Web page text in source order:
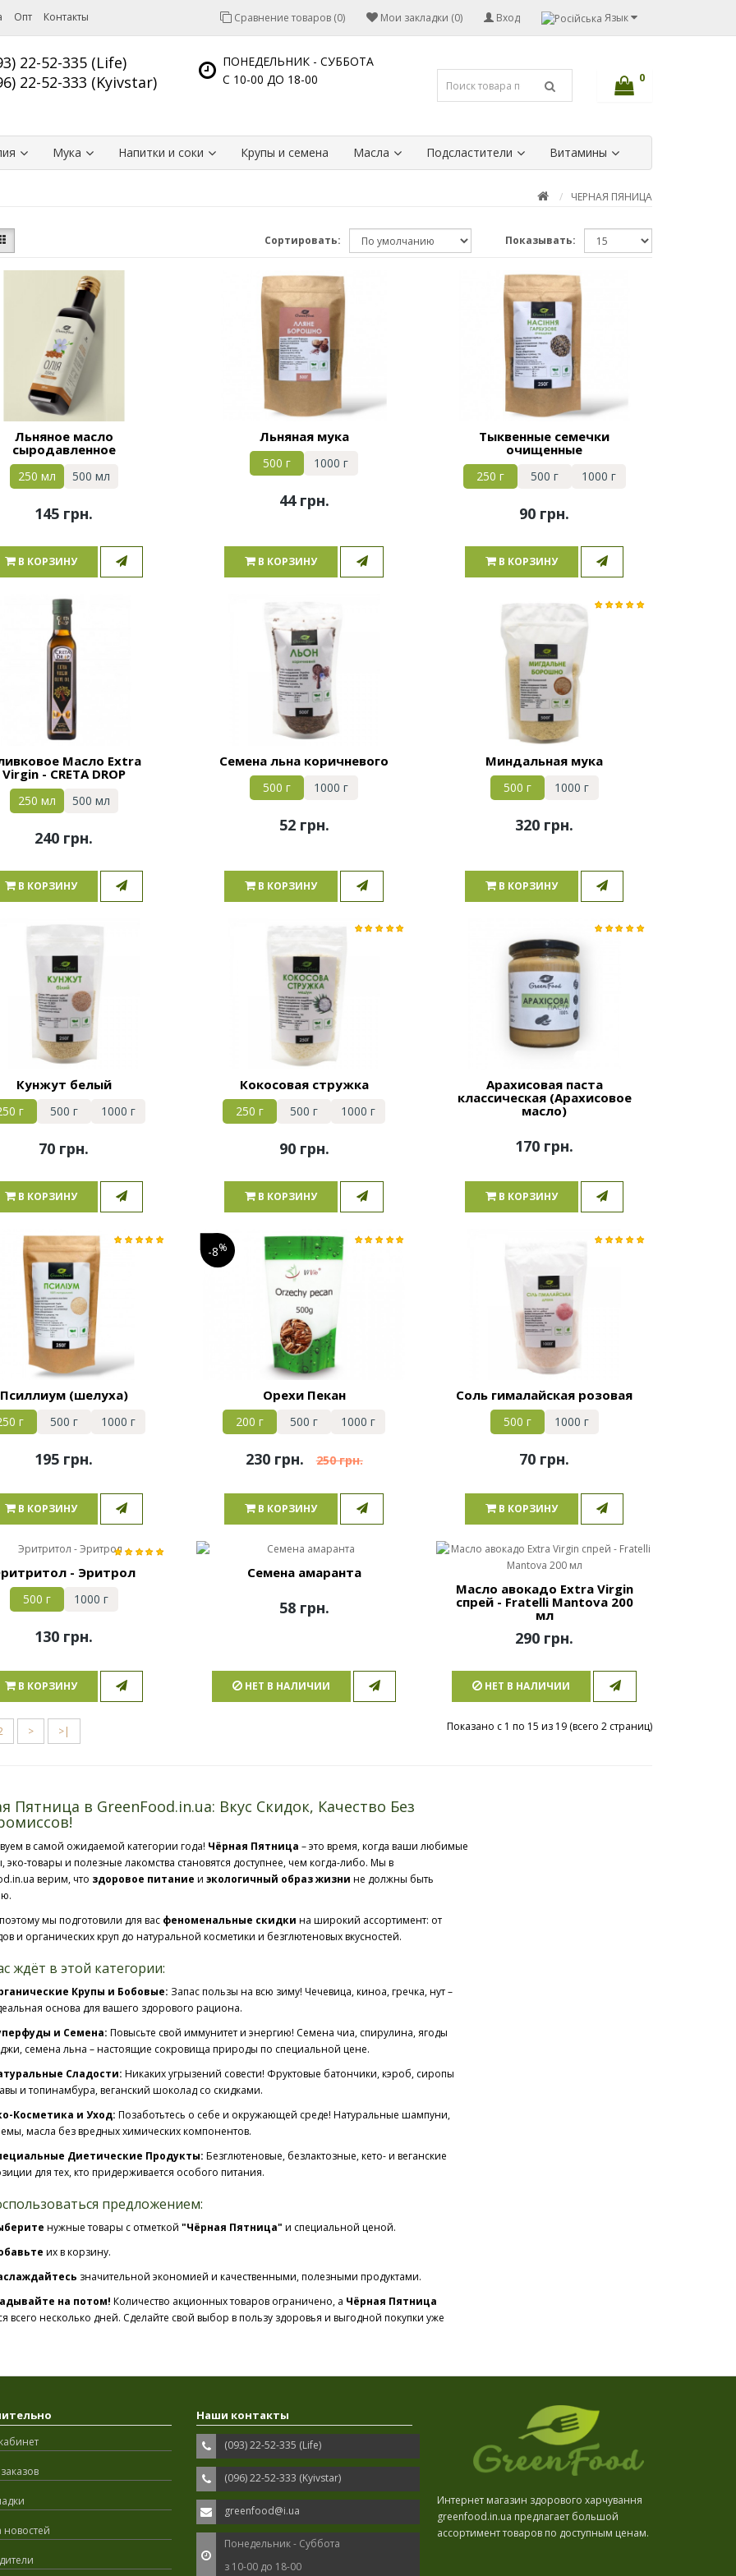
Опт Контакты Язык
Вход
Мои закладки (0)
Сравнение товаров (0)
22-52-335 (Life)
22-52-333 (Kyivstar)
ПОНЕДЕЛЬНИК - СУББОТА
С 10-00 ДО 18-00
0
Мука Напитки и соки Крупы и семена Масла Подсластители Витамины
ЧЕРНАЯ ПЯНИЦА
Сортировать: Показывать:
Льняное масло
сыродавленное
250 мл 500 мл
145 грн.
В КОРЗИНУ
Льняная мука
500 г 1000 г
44 грн.
В КОРЗИНУ
Тыквенные семечки
очищенные
250 г 500 г 1000 г
90 грн.
В КОРЗИНУ
Масло Extra
Virgin - CRETA DROP
250 мл 500 мл
240 грн.
В КОРЗИНУ
Семена льна коричневого
500 г 1000 г
52 грн.
В КОРЗИНУ
Миндальная мука
500 г 1000 г
320 грн.
В КОРЗИНУ
Кунжут белый
г 500 г 1000 г
70 грн.
В КОРЗИНУ
Кокосовая стружка
250 г 500 г 1000 г
90 грн.
В КОРЗИНУ
Арахисовая паста
классическая (Арахисовое
масло)
170 грн.
В КОРЗИНУ
Псиллиум (шелуха)
г 500 г 1000 г
195 грн.
В КОРЗИНУ
Орехи Пекан
200 г 500 г 1000 г
230 грн. 250 грн.
-8%
В КОРЗИНУ
Соль гималайская розовая
500 г 1000 г
70 грн.
В КОРЗИНУ
- Эритрол
500 г 1000 г
130 грн.
В КОРЗИНУ
Семена амаранта
58 грн.
НЕТ В НАЛИЧИИ
Масло авокадо Extra Virgin
спрей - Fratelli Mantova 200
мл
290 грн.
НЕТ В НАЛИЧИИ
> >| Показано с 1 по 15 из 19 (всего 2 страниц)
Пятница в GreenFood.in.ua: Вкус Скидок, Качество Без
в самой ожидаемой категории года! Чёрная Пятница – это время, когда ваши любимые
эко-товары и полезные лакомства становятся доступнее, чем когда-либо. Мы в
верим, что здоровое питание и экологичный образ жизни не должны быть
мы подготовили для вас феноменальные скидки на широкий ассортимент: от
и органических круп до натуральной косметики и безглютеновых вкусностей.
ждёт в этой категории:
Крупы и Бобовые: Запас пользы на всю зиму! Чечевица, киноа, гречка, нут –
основа для вашего здорового рациона.
и Семена: Повысьте свой иммунитет и энергию! Семена чиа, спирулина, ягоды
семена льна – настоящие сокровища природы по специальной цене.
Сладости: Никаких угрызений совести! Фруктовые батончики, кэроб, сиропы
и топинамбура, веганский шоколад со скидками.
Косметика и Уход: Позаботьтесь о себе и окружающей среде! Натуральные шампуни,
масла без вредных химических компонентов.
Диетические Продукты: Безглютеновые, безлактозные, кето- и веганские
для тех, кто придерживается особого питания.
предложением:
нужные товары с отметкой "Чёрная Пятница" и специальной ценой.
их в корзину.
значительной экономией и качественными, полезными продуктами.
на потом! Количество акционных товаров ограничено, а Чёрная Пятница
всего несколько дней. Сделайте свой выбор в пользу здоровья и выгодной покупки уже
новостей
Наши контакты
(093) 22-52-335 (Life)
(096) 22-52-333 (Kyivstar)
greenfood@i.ua
Понедельник - Суббота
з 10-00 до 18-00
Интернет магазин здорового харчування
greenfood.in.ua предлагает большой
ассортимент товаров по доступным ценам.